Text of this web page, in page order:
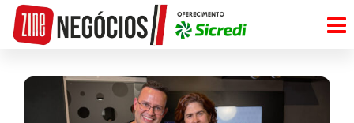
Pular
para
conteúdo